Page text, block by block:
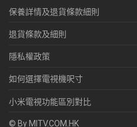
保養詳情及退貨條款細則
退貨條款及細則
隱私權政策
如何選擇電視機呎寸
小米電視功能區別對比
© By MITV.COM.HK